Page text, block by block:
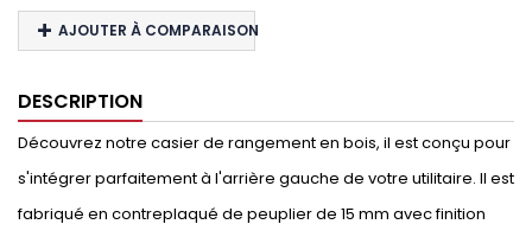
AJOUTER À COMPARAISON
DESCRIPTION
Découvrez notre casier de rangement en bois, il est conçu pour
s'intégrer parfaitement à l'arrière gauche de votre utilitaire. Il est
fabriqué en contreplaqué de peuplier de 15 mm avec finition